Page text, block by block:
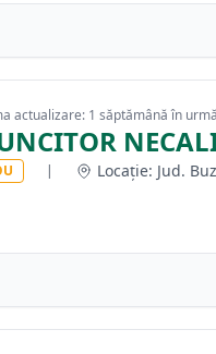
actualizare: 1 săptămână în urmă
| Locație: Jud.